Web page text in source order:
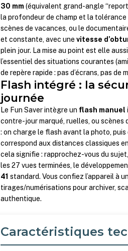
30 mm (équivalent grand-angle
la profondeur de champ et la
scènes de vacances, ou le
et constante, avec unevitesse
plein jour. La mise au point est elle
l’essentiel des situations courantes
de repère rapide : pas d’écrans, pas de
Flash intégré : la
journée
Le Fun Saver intègre un flash manuel
contre-jour marqué, ruelles, ou
: on charge le flash avant la photo, puis
correspond aux distances classiques
cela signifie : rapprochez-vous du
les 27 vues terminées, le
41 standard. Vous confiez l’appareil à
tirages/numérisations pour archiver,
authentique.
Caractéristiques